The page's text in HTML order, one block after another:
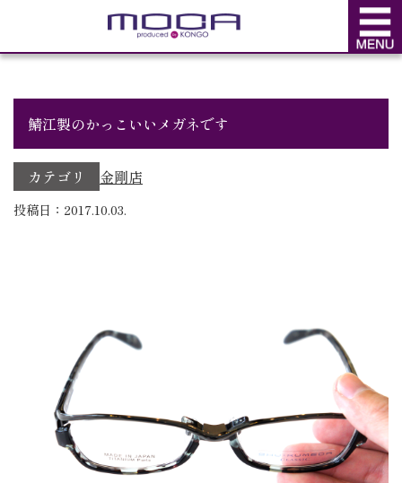
BLOG
鯖江製のかっこいいメガネです
カテゴリ 金剛店
投稿日：2017.10.03.